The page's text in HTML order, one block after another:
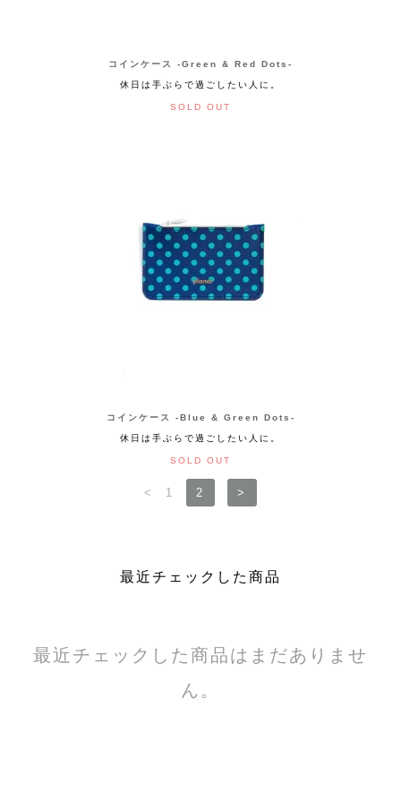
コインケース -Green & Red Dots-
休日は手ぶらで過ごしたい人に。
SOLD OUT
コインケース -Blue & Green Dots-
休日は手ぶらで過ごしたい人に。
SOLD OUT
< 1 2 >
最近チェックした商品
最近チェックした商品はまだありませ
ん。